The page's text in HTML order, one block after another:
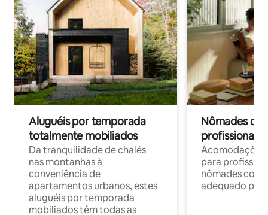
Aluguéis por temporada
totalmente mobiliados
Da tranquilidade de chalés
nas montanhas à
conveniência de
apartamentos urbanos, estes
aluguéis por temporada
mobiliados têm todas as
Nômades
profissionais
para
nômades com
adequado